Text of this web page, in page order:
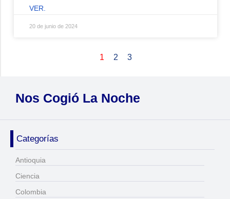
VER.
20 de junio de 2024
1 2 3
Nos Cogió La Noche
Categorías
Antioquia
Ciencia
Colombia